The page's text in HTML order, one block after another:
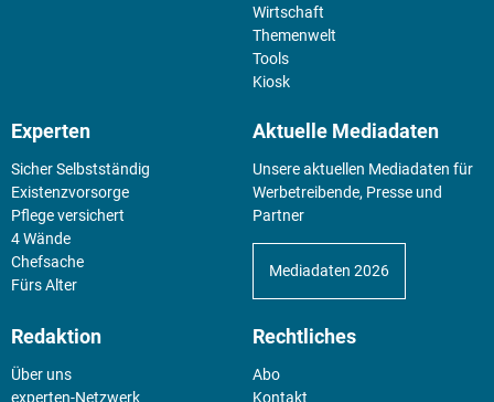
Wirtschaft
Themenwelt
Tools
Kiosk
Experten
Sicher Selbstständig
Existenz­vorsorge
Pflege versichert
4 Wände
Chefsache
Fürs Alter
Aktuelle Mediadaten
Unsere aktuellen Mediadaten für
Werbetreibende, Presse und
Partner
Mediadaten 2026
Redaktion
Über uns
experten-Netzwerk
Rechtliches
Abo
Kontakt